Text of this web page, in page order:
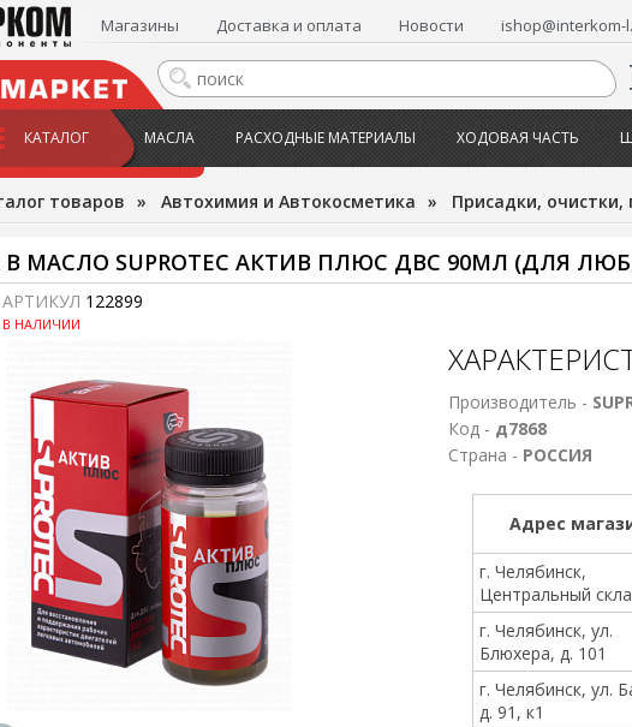
Магазины Доставка и оплата Новости ishop@interkom-
КАТАЛОГ МАСЛА РАСХОДНЫЕ МАТЕРИАЛЫ ХОДОВАЯ ЧАСТЬ
товаров » Автохимия и Автокосметика » Присадки,
МАСЛО SUPROTEC АКТИВ ПЛЮС ДВС 90МЛ (ДЛЯ
АРТИКУЛ 122899
В НАЛИЧИИ
Производитель -
Код - д7868
Страна - РОССИЯ
Адрес
г. Челябинск,
Центральный
г. Челябинск, ул.
Блюхера, д. 101
г. Челябинск, ул.
д. 91, к1